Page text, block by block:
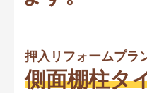
押入リフォームプラ
側面棚柱タ